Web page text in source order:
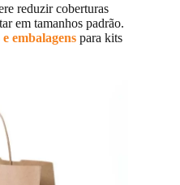
reduzir coberturas
em tamanhos padrão.
e embalagens para kits